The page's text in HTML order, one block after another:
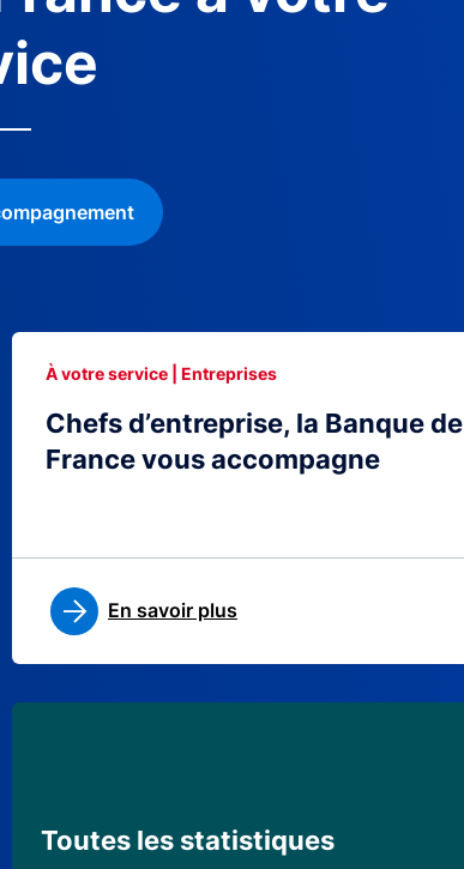
Chefs d’entreprise, la Banque de
France vous accompagne
À votre service | Entreprises
En savoir plus
Toutes les statistiques